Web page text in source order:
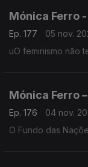
Mónica Ferro
Ep. 177
05 nov.
uO feminismo não
Mónica Ferro
Ep. 176
04 nov.
O Fundo das